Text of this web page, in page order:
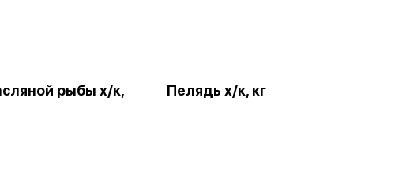
рыбы х/к,
Пелядь х/к, кг